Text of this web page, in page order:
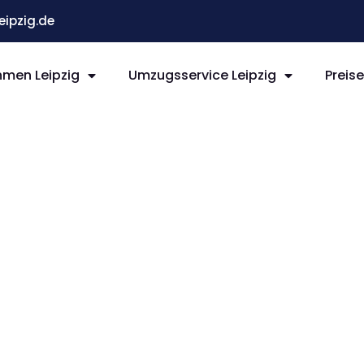
Leipzig Umzugsservice Leipzig Preise